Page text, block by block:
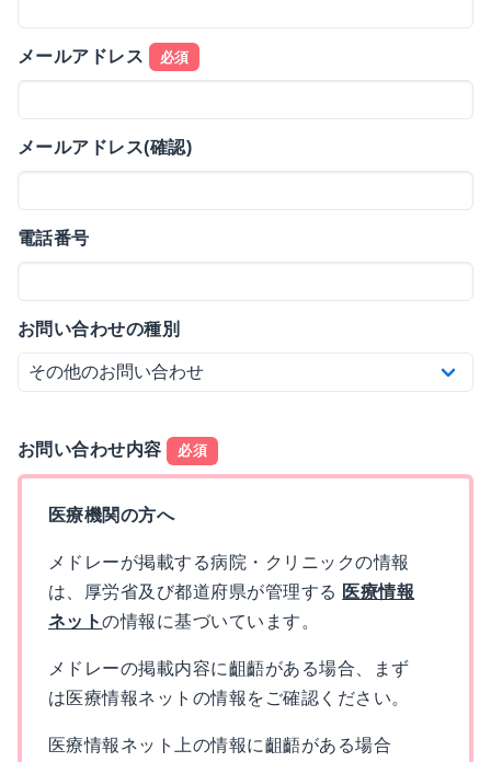
メールアドレス 必須
メールアドレス(確認)
電話番号
お問い合わせの種別
お問い合わせ内容 必須
医療機関の方へ
メドレーが掲載する病院・クリニックの情報
は、厚労省及び都道府県が管理する 医療情報
ネットの情報に基づいています。
メドレーの掲載内容に齟齬がある場合、まず
は医療情報ネットの情報をご確認ください。
医療情報ネット上の情報に齟齬がある場合